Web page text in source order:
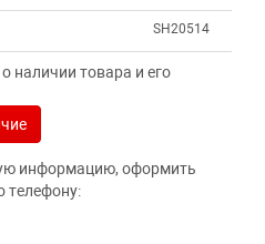
SH20514
наличии товара и его
информацию, оформить
телефону: